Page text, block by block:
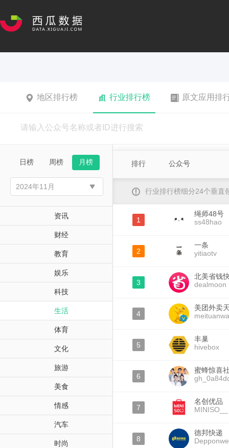
地区排行榜 行业排行榜 原文应用排
日榜 周榜 月榜
资讯
财经
教育
娱乐
科技
生活
体育
文化
旅游
美食
情感
汽车
时尚
排行 公众号
行业排行榜细分24个垂直
1
绳师48号
ss48hao
2
一条
yitiaotv
3
北美省钱
dealmoon
4
美团外卖
5
丰巢
hivebox
6
蜜蜂惊喜
7
名创优品
MINISO__
8
德邦快递